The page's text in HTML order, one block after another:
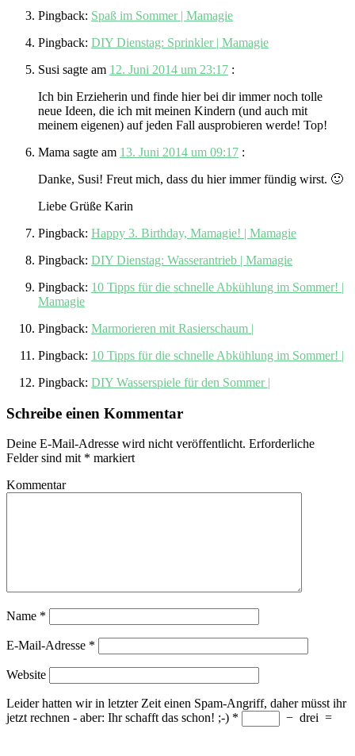
Pingback: Spaß im Sommer | Mamagie
Pingback: DIY Dienstag: Sprinkler | Mamagie
Susi sagte am 12. Juni 2014 um 23:17 :
Ich bin Erzieherin und finde hier bei dir immer noch tolle
neue Ideen, die ich mit meinen Kindern (und auch mit
meinem eigenen) auf jeden Fall ausprobieren werde! Top!
Mama sagte am 13. Juni 2014 um 09:17 :
Danke, Susi! Freut mich, dass du hier immer fündig wirst. 🙂
Liebe Grüße Karin
Pingback: Happy 3. Birthday, Mamagie! | Mamagie
Pingback: DIY Dienstag: Wasserantrieb | Mamagie
Pingback: 10 Tipps für die schnelle Abkühlung im Sommer! |
Mamagie
Pingback: Marmorieren mit Rasierschaum |
Pingback: 10 Tipps für die schnelle Abkühlung im Sommer! |
Pingback: DIY Wasserspiele für den Sommer |
Schreibe einen Kommentar
Deine E-Mail-Adresse wird nicht veröffentlicht. Erforderliche
Felder sind mit * markiert
Kommentar
Name *
E-Mail-Adresse *
Website
Leider hatten wir in letzter Zeit einen Spam-Angriff, daher müsst ihr
jetzt rechnen - aber: Ihr schafft das schon! ;-) * − drei =